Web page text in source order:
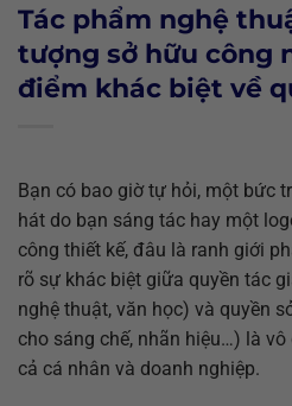
Tác phẩm nghệ
tượng sở hữu công
điểm khác biệt về
Bạn có bao giờ tự hỏi, một bức
hát do bạn sáng tác hay một
công thiết kế, đâu là ranh giới
rõ sự khác biệt giữa quyền tác
nghệ thuật, văn học) và quyền
cho sáng chế, nhãn hiệu…) là
cả cá nhân và doanh nghiệp.